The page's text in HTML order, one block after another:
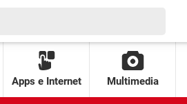
Apps e Internet Multimedia